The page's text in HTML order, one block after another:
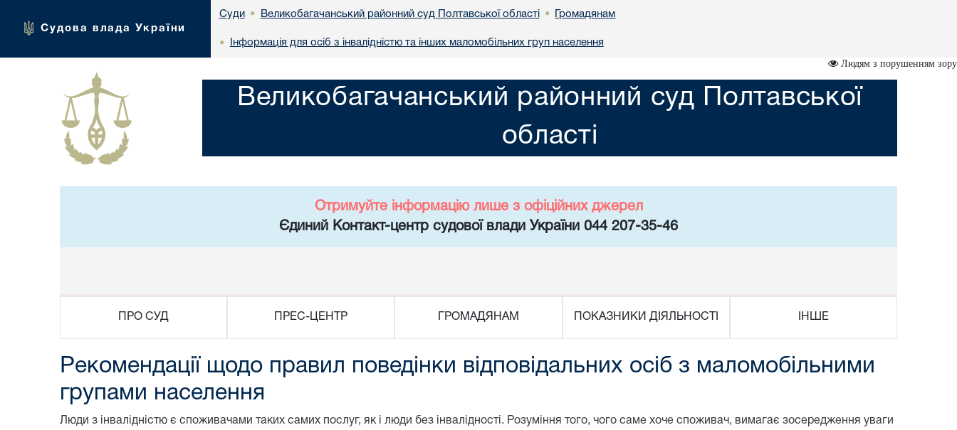
Судова влада України
Суди • Великобагачанський районний суд Полтавської області • Громадянам
• Інформація для осіб з інвалідністю та інших маломобільних груп населення
Людям з порушенням зору
Великобагачанський районний суд Полтавської
області
Отримуйте інформацію лише з офіційних джерел
Єдиний Контакт-центр судової влади України 044 207-35-46
ПРО СУД ПРЕС-ЦЕНТР ГРОМАДЯНАМ ПОКАЗНИКИ ДІЯЛЬНОСТІ ІНШЕ
Рекомендації щодо правил поведінки відповідальних осіб з маломобільними
групами населення
Люди з інвалідністю є споживачами таких самих послуг, як і люди без інвалідності. Розуміння того, чого саме хоче споживач, вимагає зосередження уваги